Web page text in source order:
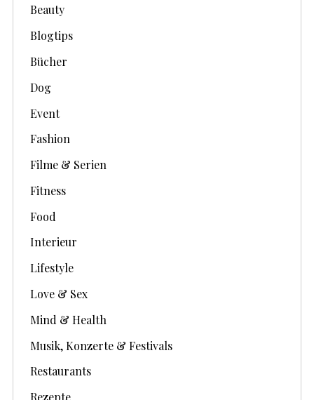
Beauty
Blogtips
Bücher
Dog
Event
Fashion
Filme & Serien
Fitness
Food
Interieur
Lifestyle
Love & Sex
Mind & Health
Musik, Konzerte & Festivals
Restaurants
Rezepte